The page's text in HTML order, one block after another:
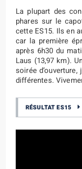
La plupart des
phares sur le
cette ES15. Ils en
car la première
après 6h30 du
Laus (13,97 km).
soirée
différentes.
RÉSULTAT ES15